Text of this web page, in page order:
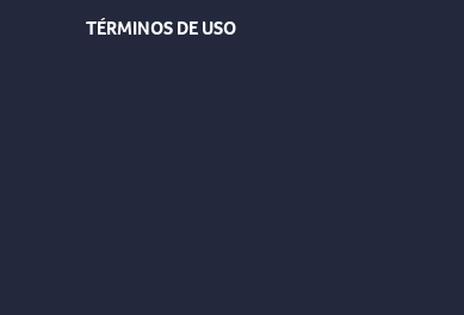
TÉRMINOS DE USO